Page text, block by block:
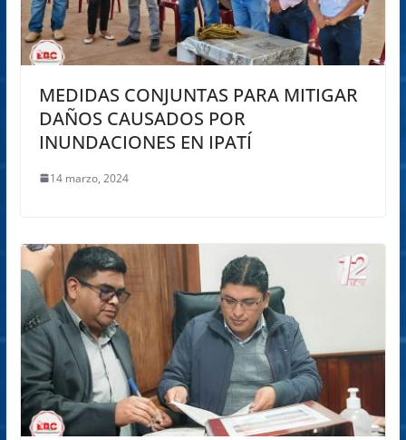
MEDIDAS CONJUNTAS PARA MITIGAR
DAÑOS CAUSADOS POR
INUNDACIONES EN IPATÍ
14 marzo, 2024